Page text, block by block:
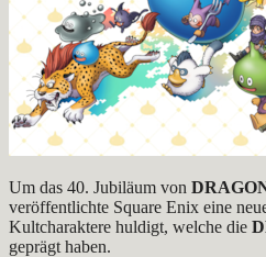
Um das 40. Jubiläum von
veröffentlichte Square Enix eine
Kultcharaktere huldigt, welche die
geprägt haben.